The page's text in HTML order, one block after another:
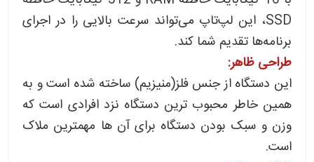
SSD، این لپ‌تاپ می‌تواند سرعت بالایی را در اجرای
برنامه‌ها تقدیم شما کند.
طراحی ظاهر:
این دستگاه از جنس فلز(منیزیم) ساخته شده است و به
همین خاطر محبوب ترین دستگاه نزد افرادی است که
وزن و سبک بودن دستگاه برای آن ها مهمترین ملاک
است.